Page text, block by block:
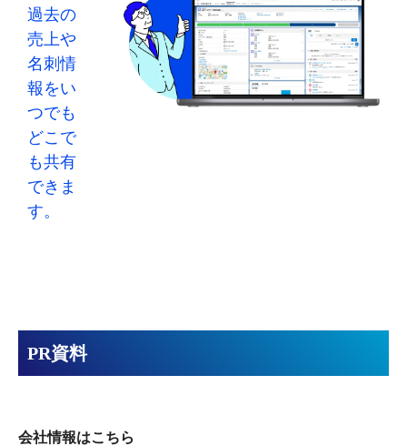
過去の
売上や
名刺情
報をい
つでも
どこで
も共有
できま
す。
PR資料
会社情報はこちら